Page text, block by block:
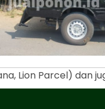
Lion Parcel) dan